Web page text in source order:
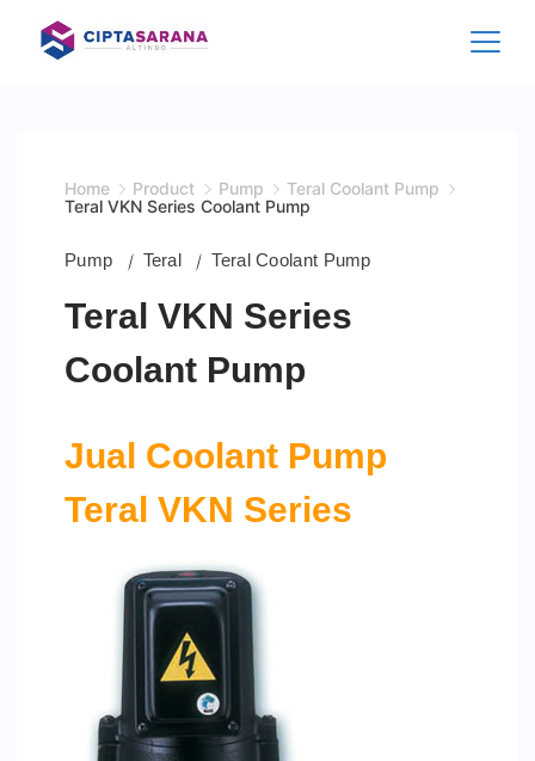
content
Home Product Pump
Teral Coolant Pump
Teral VKN Series Coolant Pump
Pump Teral Teral Coolant Pump
Teral VKN Series
Coolant Pump
Jual Coolant Pump
Teral VKN Series